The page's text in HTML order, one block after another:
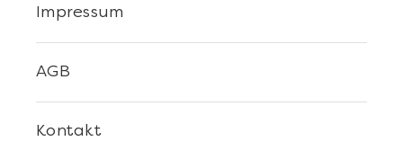
Kontakt
AGB
Impressum